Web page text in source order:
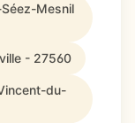
Mesnil
- 27560
du-